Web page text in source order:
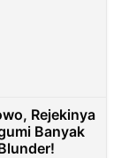
Rejekinya
Banyak